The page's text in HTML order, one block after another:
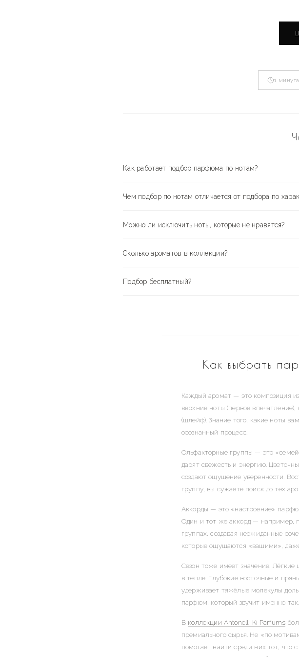
1 минута
Как работает подбор парфюма по нотам?
Чем подбор по нотам отличается от подбора по
Можно ли исключить ноты, которые не нравятся?
Сколько ароматов в коллекции?
Подбор бесплатный?
Как выбрать
Каждый аромат — это композиция
верхние ноты (первое
(шлейф). Знание того, какие ноты
осознанный процесс.
Ольфакторные группы — это
дарят свежесть и энергию.
создают ощущение уверенности.
группу, вы сужаете поиск до тех
Аккорды — это «настроение»
Один и тот же аккорд — например,
группах, создавая неожиданные
которые ощущаются «вашими»,
Сезон тоже имеет значение.
в тепле. Глубокие восточные и
удерживает тяжёлые молекулы
парфюм, который звучит именно так,
В коллекции Antonelli Ki Parfums
премиального сырья. Не «по
помогает найти среди них тот, что